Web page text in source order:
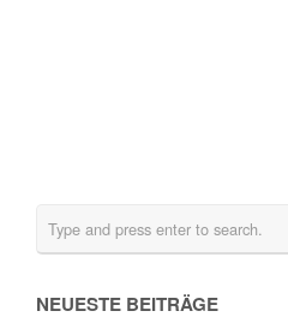
NEUESTE BEITRÄGE